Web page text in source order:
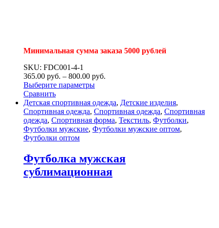
Минимальная сумма заказа 5000 рублей
SKU: FDC001-4-1
365.00 руб. – 800.00 руб.
Выберите параметры
Сравнить
Детская спортивная одежда, Детские изделия,
Спортивная одежда, Спортивная одежда, Спортивная
одежда, Спортивная форма, Текстиль, Футболки,
Футболки мужские, Футболки мужские оптом,
Футболки оптом
Футболка мужская
сублимационная